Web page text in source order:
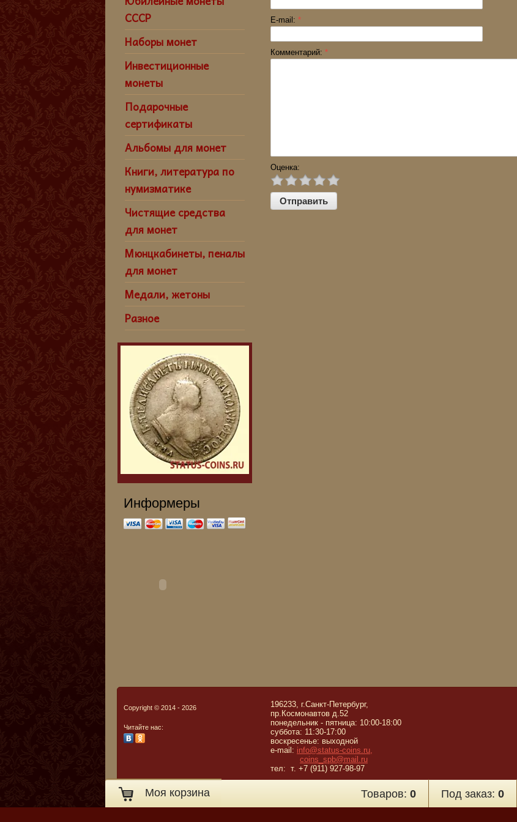
СССР
Наборы монет
Инвестиционные
монеты
Подарочные
сертификаты
Альбомы для монет
Книги, литература по
нумизматике
Чистящие средства
для монет
Мюнцкабинеты, пеналы
для монет
Медали, жетоны
Разное
Информеры
E-mail: *
Комментарий: *
Оценка:
Copyright © 2014 - 2026
Читайте нас:
196233, г.Санкт-Петербург,
пр.Космонавтов д.52
понедельник - пятница: 10:00-18:00
суббота: 11:30-17:00
воскресенье: выходной
e-mail: info@status-coins.ru,
coins_spb@mail.ru
тел: т. +7 (911) 927-98-97
Моя корзина Товаров: 0 Под заказ: 0